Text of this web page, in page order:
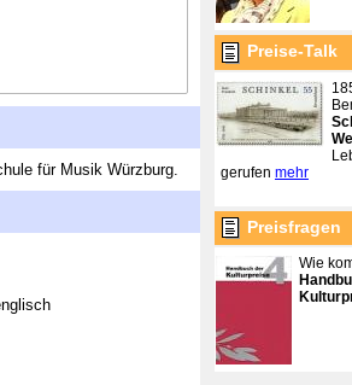
für Musik Würzburg.
Preise-Talk
gerufen mehr
Preisfragen
Wie